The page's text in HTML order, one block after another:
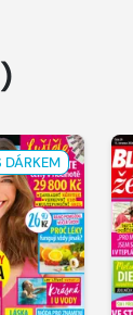
DÁRKEM